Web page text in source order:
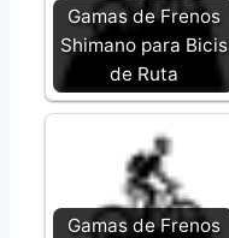
Gamas de Frenos
Shimano para Bicis
de Ruta
Gamas de Frenos